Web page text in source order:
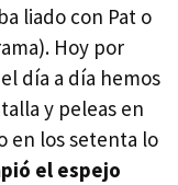
liado con Pat o
Hoy por
día a día hemos
y peleas en
en los setenta lo
el espejo